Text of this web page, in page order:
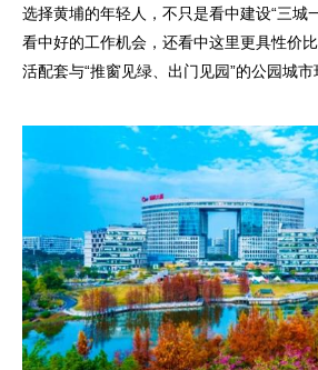
选择黄埔的年轻人，不只是看中建设“三城
看中好的工作机会，还看中这里更具性价
活配套与“推窗见绿、出门见园”的公园城市